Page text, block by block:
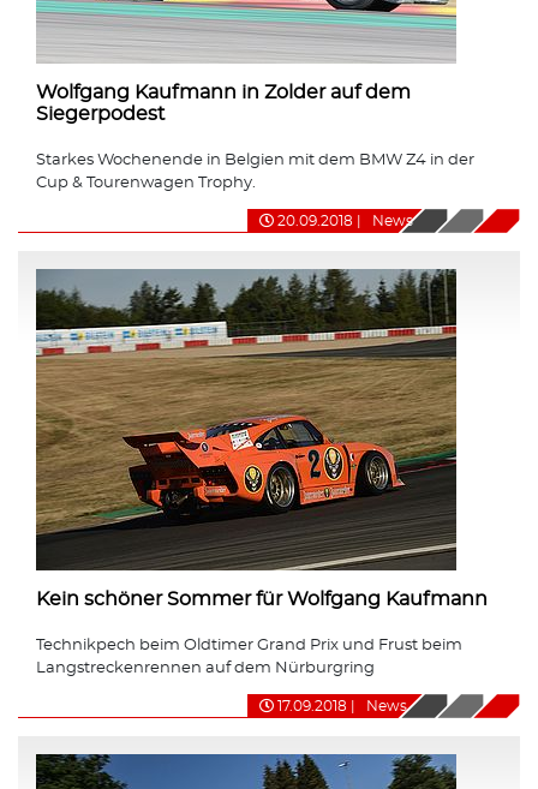
Wolfgang Kaufmann in Zolder auf dem
Siegerpodest
Starkes Wochenende in Belgien mit dem BMW Z4 in der
Cup & Tourenwagen Trophy.
20.09.2018 News
Kein schöner Sommer für Wolfgang Kaufmann
Technikpech beim Oldtimer Grand Prix und Frust beim
Langstreckenrennen auf dem Nürburgring
17.09.2018 News